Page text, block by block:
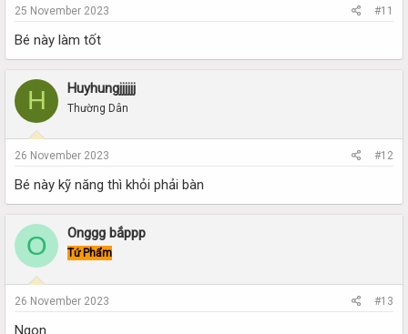
25 November 2023 #11
Bé này làm tốt
H Huyhungjjjjjj
Thường Dân
26 November 2023 #12
Bé này kỹ năng thì khỏi phải bàn
O Onggg bắppp
Tứ Phẩm
26 November 2023 #13
Ngon